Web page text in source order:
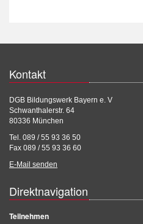
Kontakt
DGB Bildungswerk Bayern e. V
Schwanthalerstr. 64
80336 München
Tel. 089 / 55 93 36 50
Fax 089 / 55 93 36 60
E-Mail senden
Direktnavigation
Teilnehmen